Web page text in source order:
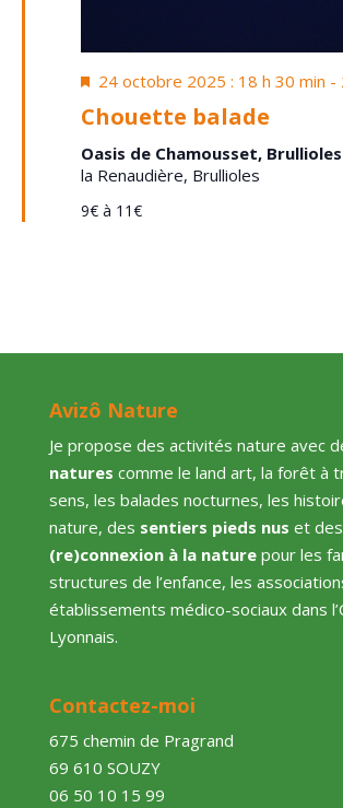
Mis
avant
24 octobre 2025 : 18 h 30 min -
Chouette balade
Oasis de Chamousset, Brullioles
la Renaudière, Brullioles
9€ à 11€
Avizô Nature
Je propose des activités nature avec
natures comme le land art, la forêt à
sens, les balades nocturnes, les
nature, des sentiers pieds nus et des
(re)connexion à la naturepour les
structures de l’enfance, les
établissements médico-sociaux dans
Lyonnais.
Contactez-moi
675 chemin de Pragrand
69 610 SOUZY
06 50 10 15 99